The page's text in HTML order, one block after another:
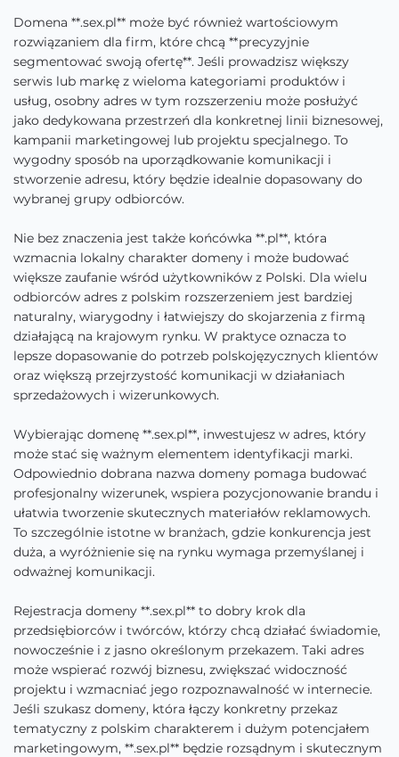
Domena **.sex.pl** może być również wartościowym
rozwiązaniem dla firm, które chcą **precyzyjnie
segmentować swoją ofertę**. Jeśli prowadzisz większy
serwis lub markę z wieloma kategoriami produktów i
usług, osobny adres w tym rozszerzeniu może posłużyć
jako dedykowana przestrzeń dla konkretnej linii biznesowej,
kampanii marketingowej lub projektu specjalnego. To
wygodny sposób na uporządkowanie komunikacji i
stworzenie adresu, który będzie idealnie dopasowany do
wybranej grupy odbiorców.
Nie bez znaczenia jest także końcówka **.pl**, która
wzmacnia lokalny charakter domeny i może budować
większe zaufanie wśród użytkowników z Polski. Dla wielu
odbiorców adres z polskim rozszerzeniem jest bardziej
naturalny, wiarygodny i łatwiejszy do skojarzenia z firmą
działającą na krajowym rynku. W praktyce oznacza to
lepsze dopasowanie do potrzeb polskojęzycznych klientów
oraz większą przejrzystość komunikacji w działaniach
sprzedażowych i wizerunkowych.
Wybierając domenę **.sex.pl**, inwestujesz w adres, który
może stać się ważnym elementem identyfikacji marki.
Odpowiednio dobrana nazwa domeny pomaga budować
profesjonalny wizerunek, wspiera pozycjonowanie brandu i
ułatwia tworzenie skutecznych materiałów reklamowych.
To szczególnie istotne w branżach, gdzie konkurencja jest
duża, a wyróżnienie się na rynku wymaga przemyślanej i
odważnej komunikacji.
Rejestracja domeny **.sex.pl** to dobry krok dla
przedsiębiorców i twórców, którzy chcą działać świadomie,
nowocześnie i z jasno określonym przekazem. Taki adres
może wspierać rozwój biznesu, zwiększać widoczność
projektu i wzmacniać jego rozpoznawalność w internecie.
Jeśli szukasz domeny, która łączy konkretny przekaz
tematyczny z polskim charakterem i dużym potencjałem
marketingowym, **.sex.pl** będzie rozsądnym i skutecznym